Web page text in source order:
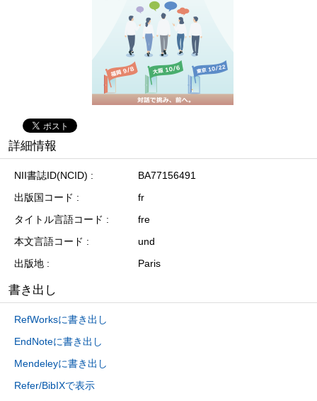
詳細情報
NII書誌ID(NCID)
BA77156491
出版国コード
fr
タイトル言語コード
fre
本文言語コード
und
出版地
Paris
書き出し
RefWorksに書き出し
EndNoteに書き出し
Mendeleyに書き出し
Refer/BibIXで表示